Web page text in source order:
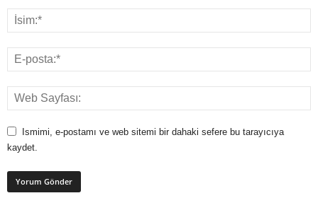
Ismimi, e-postamı ve web sitemi bir dahaki sefere bu tarayıcıya
kaydet.